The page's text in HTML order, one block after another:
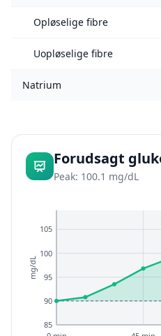
Opløselige fibre
Uopløselige fibre
Natrium
Forudsagt
Peak: 100.1 mg/dL
85
90
95
100
105
mg/dL